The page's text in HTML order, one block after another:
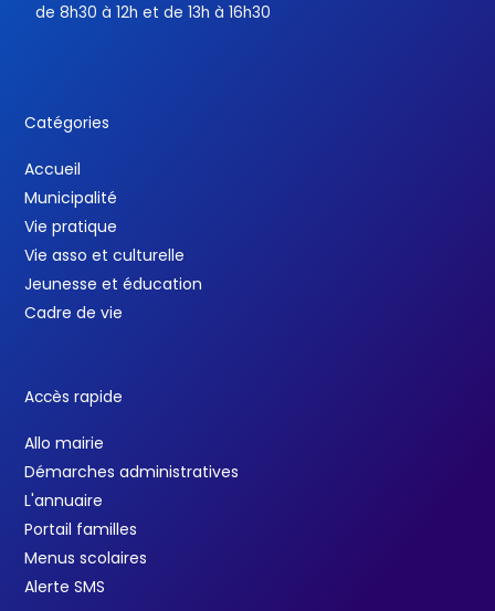
de 8h30 à 12h et de 13h à 16h30
Catégories
Accueil
Municipalité
Vie pratique
Vie asso et culturelle
Jeunesse et éducation
Cadre de vie
Accès rapide
Allo mairie
Démarches administratives
L'annuaire
Portail familles
Menus scolaires
Alerte SMS